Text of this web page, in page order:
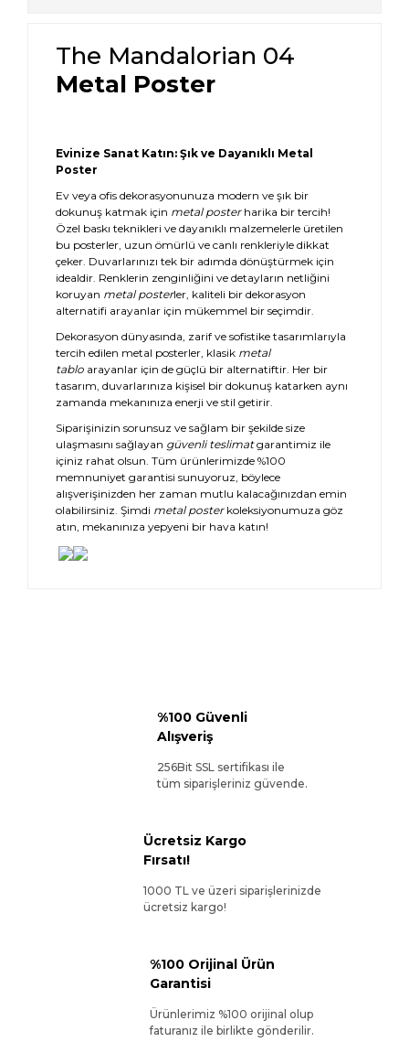
The Mandalorian 04
Metal Poster
Evinize Sanat Katın: Şık ve Dayanıklı Metal
Poster
Ev veya ofis dekorasyonunuza modern ve şık bir
dokunuş katmak için metal posterharika bir tercih!
Özel baskı teknikleri ve dayanıklı malzemelerle üretilen
bu posterler, uzun ömürlü ve canlı renkleriyle dikkat
çeker. Duvarlarınızı tek bir adımda dönüştürmek için
idealdir. Renklerin zenginliğini ve detayların netliğini
koruyan metal posterler, kaliteli bir dekorasyon
alternatifi arayanlar için mükemmel bir seçimdir.
Dekorasyon dünyasında, zarif ve sofistike tasarımlarıyla
tercih edilen metal posterler, klasik metal
tablo arayanlar için de güçlü bir alternatiftir. Her bir
tasarım, duvarlarınıza kişisel bir dokunuş katarken aynı
zamanda mekanınıza enerji ve stil getirir.
Siparişinizin sorunsuz ve sağlam bir şekilde size
ulaşmasını sağlayan güvenli teslimatgarantimiz ile
içiniz rahat olsun. Tüm ürünlerimizde %100
memnuniyet garantisi sunuyoruz, böylece
alışverişinizden her zaman mutlu kalacağınızdan emin
olabilirsiniz. Şimdi metal posterkoleksiyonumuza göz
atın, mekanınıza yepyeni bir hava katın!
%100 Güvenli
Alışveriş
256Bit SSL sertifikası ile
tüm siparişleriniz güvende.
Ücretsiz Kargo
Fırsatı!
1000 TL ve üzeri siparişlerinizde
ücretsiz kargo!
%100 Orijinal Ürün
Garantisi
Ürünlerimiz %100 orijinal olup
faturanız ile birlikte gönderilir.